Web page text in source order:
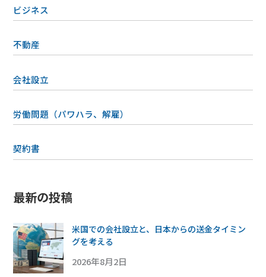
ビジネス
不動産
会社設立
労働問題（パワハラ、解雇）
契約書
最新の投稿
米国での会社設立と、日本からの送金タイミン
グを考える
2026年8月2日